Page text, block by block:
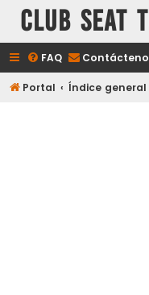
Club Seat
FAQ
Portal Índice general